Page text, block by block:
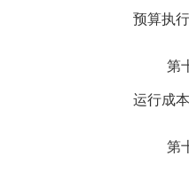
预算执
第
运行成本
第